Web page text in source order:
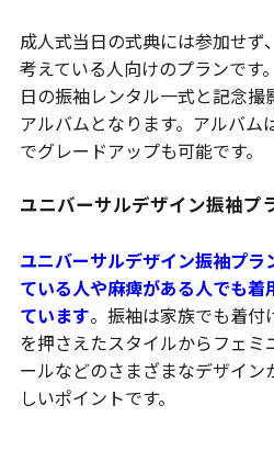
成人式当日の式典には参加せず
考えている人向けのプランです
日の振袖レンタル一式と記念撮
アルバムとなります。アルバム
でグレードアップも可能です。
ユニバーサルデザイン振袖プ
ユニバーサルデザイン振袖プ
ている人や麻痺がある人でも着
ています。振袖は家族でも着付
を押さえたスタイルからフェミ
ールなどのさまざまなデザイ
しいポイントです。